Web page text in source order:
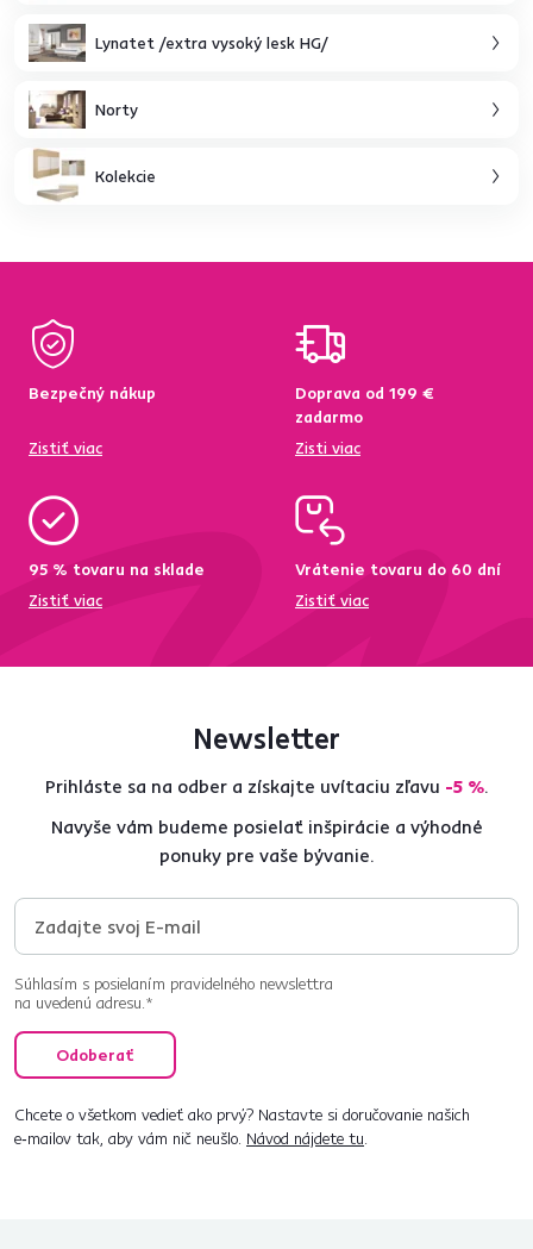
Lynatet /extra vysoký lesk HG/
Norty
Kolekcie
Bezpečný nákup
Zistiť viac
Doprava od 199 €
zadarmo
Zisti viac
95 % tovaru na sklade
Zistiť viac
Vrátenie tovaru do 60 dní
Zistiť viac
Newsletter
Prihláste sa na odber a získajte uvítaciu zľavu -5 %.
Navyše vám budeme posielať inšpirácie a výhodné
ponuky pre vaše bývanie.
Súhlasím s posielaním pravidelného newslettra
na uvedenú adresu.*
Odoberať
Chcete o všetkom vedieť ako prvý? Nastavte si doručovanie našich
e‑mailov tak, aby vám nič neušlo. Návod nájdete tu.